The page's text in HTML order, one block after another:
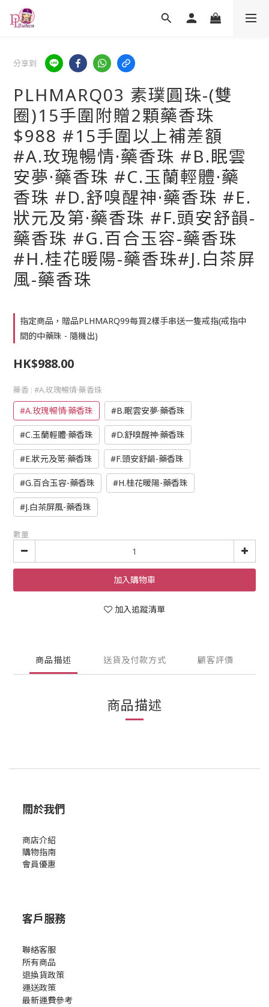
分享到
PLHMARQ03 素璞圓珠-(雙
圈)15手圍附贈2顆藥香珠
$988 #15手圍以上補差額
#A.玫瑰暢情·藥香珠 #B.眠雲
安夢·藥香珠 #C.玉蘭輕體·藥
香珠 #D.舒嗅醒神·藥香珠 #E.
狀元及第·藥香珠 #F.頭安舒韻-
藥香珠 #G.百合玉容-藥香珠
#H.桂花暖陽-藥香珠#J.白茶屏
風-藥香珠
指定商品，贈品PLHMARQ99每買2樣手串送一隻戒指(戒指中
間的中藥珠 - 隨機出)
HK$988.00
藥香 : #A.玫瑰暢情·藥香珠
#A.玫瑰暢情·藥香珠 #B.眠雲安夢·藥香珠
#C.玉蘭輕體·藥香珠 #D.舒嗅醒神·藥香珠
#E.狀元及第·藥香珠 #F.頭安舒韻-藥香珠
#G.百合玉容-藥香珠 #H.桂花暖陽-藥香珠
#J.白茶屏風-藥香珠
數量
加入購物車
加入追蹤清單
商品描述 送貨及付款方式 顧客評價
商品描述
關於我們
商店介紹
購物指南
會員優惠
客戶服務
聯絡客服
所有商品
退換貨政策
運送政策
最新運費參考